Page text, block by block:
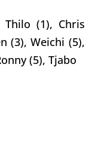
Thilo (1), Chris
(3), Weichi (5),
(5), Tjabo